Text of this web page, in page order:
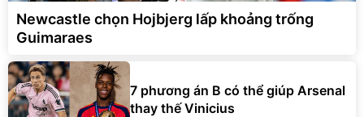
Newcastle chọn Hojbjerg lấp khoảng trống
Guimaraes
7 phương án B có thể giúp Arsenal
thay thế Vinicius